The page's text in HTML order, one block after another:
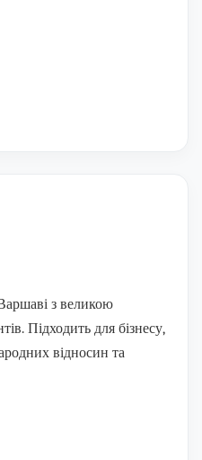
з великою
Підходить для бізнесу,
відносин та